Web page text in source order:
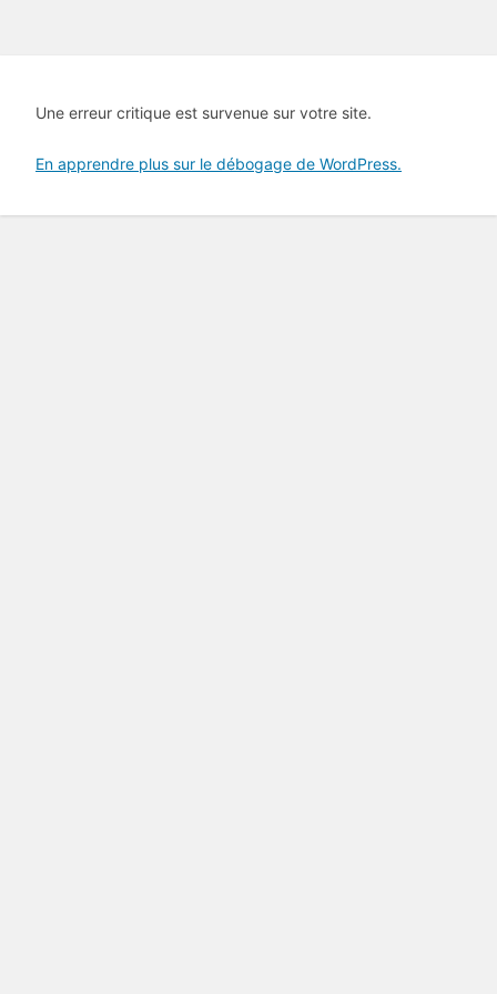
Une erreur critique est survenue sur votre site.
En apprendre plus sur le débogage de WordPress.